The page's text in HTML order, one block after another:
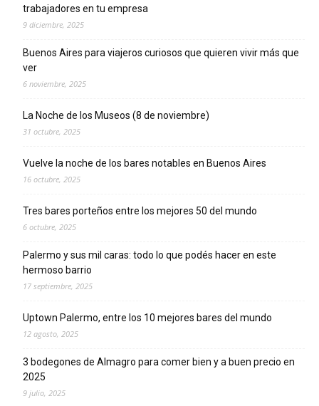
trabajadores en tu empresa
9 diciembre, 2025
Buenos Aires para viajeros curiosos que quieren vivir más que
ver
6 noviembre, 2025
La Noche de los Museos (8 de noviembre)
31 octubre, 2025
Vuelve la noche de los bares notables en Buenos Aires
16 octubre, 2025
Tres bares porteños entre los mejores 50 del mundo
6 octubre, 2025
Palermo y sus mil caras: todo lo que podés hacer en este
hermoso barrio
17 septiembre, 2025
Uptown Palermo, entre los 10 mejores bares del mundo
12 agosto, 2025
3 bodegones de Almagro para comer bien y a buen precio en
2025
9 julio, 2025